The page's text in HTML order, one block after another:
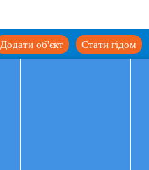
Стати гідом
Додати об'єкт